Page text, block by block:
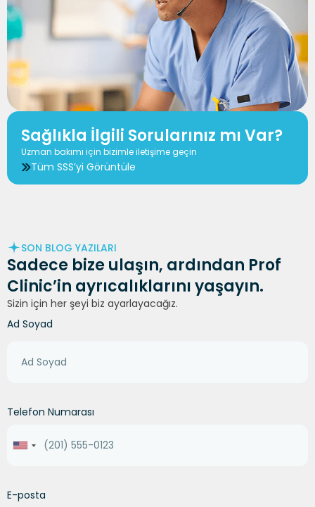
Sağlıkla İlgili Sorularınız mı Var?
Uzman bakımı için bizimle iletişime geçin
Tüm SSS’yi Görüntüle
SON BLOG YAZILARI
Sadece bize ulaşın, ardından Prof
Clinic’in ayrıcalıklarını yaşayın.
Sizin için her şeyi biz ayarlayacağız.
Ad Soyad
Telefon Numarası
United
+1
E-posta